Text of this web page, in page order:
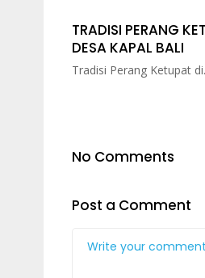
TRADISI PERANG
DESA KAPAL BALI
Tradisi Perang Ketupat
No Comments
Post a Comment